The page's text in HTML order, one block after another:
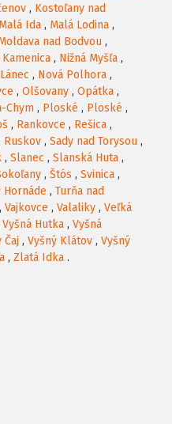
, Kostoľany nad
Malá Ida , Malá Lodina ,
nad Bodvou ,
Kamenica , Nižná Myšľa ,
, Nová Polhora ,
, Olšovany , Opátka ,
Chym , Ploské , Ploské ,
, Rankovce , Rešica ,
Ruskov , Sady nad Torysou ,
, Slanec , Slanská Huta ,
, Štós , Svinica ,
, Turňa nad
, Vajkovce , Valaliky , Veľká
Vyšná Hutka , Vyšná
Čaj , Vyšný Klátov , Vyšný
, Zlatá Idka .